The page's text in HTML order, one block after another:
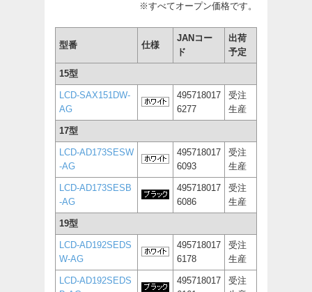
※すべてオープン価格です。
型番 仕様
JANコー
ド
出荷
予定
15型
LCD-SAX151DW-
AG
495718017
6277
受注
生産
17型
LCD-AD173SESW
-AG
495718017
6093
受注
生産
LCD-AD173SESB
-AG
495718017
6086
受注
生産
19型
LCD-AD192SEDS
W-AG
495718017
6178
受注
生産
LCD-AD192SEDS
495718017
受注